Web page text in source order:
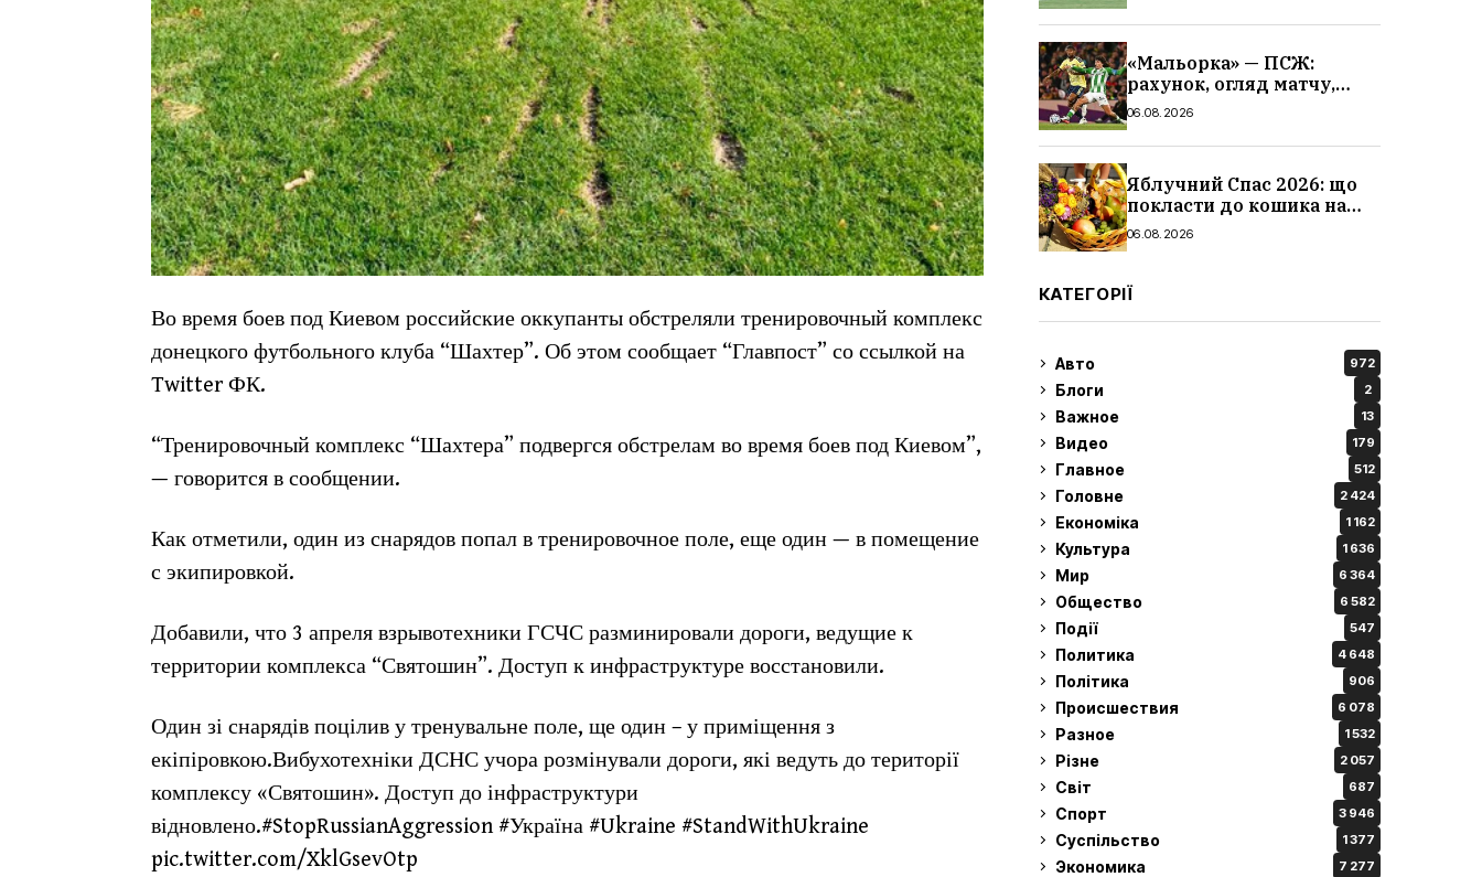
Во время боев под Киевом российские оккупанты обстреляли тренировочный комплекс
донецкого футбольного клуба “Шахтер”. Об этом сообщает “Главпост” со ссылкой на
Twitter ФК.
“Тренировочный комплекс “Шахтера” подвергся обстрелам во время боев под Киевом”,
— говорится в сообщении.
Как отметили, один из снарядов попал в тренировочное поле, еще один — в помещение
с экипировкой.
Добавили, что 3 апреля взрывотехники ГСЧС разминировали дороги, ведущие к
территории комплекса “Святошин”. Доступ к инфраструктуре восстановили.
Один зі снарядів поцілив у тренувальне поле, ще один – у приміщення з
екіпіровкою.Вибухотехніки ДСНС учора розмінували дороги, які ведуть до території
комплексу «Святошин». Доступ до інфраструктури
відновлено.#StopRussianAggression #Україна #Ukraine #StandWithUkraine
pic.twitter.com/XklGsevOtp
«Мальорка» — ПСЖ:
рахунок, огляд матчу,
голи та склад парижан
06.08.2026
Яблучний Спас 2026: що
покласти до кошика на
освячення, які фрукти,
06.08.2026
КАТЕГОРІЇ
Авто 972
Блоги 2
Важное 13
Видео 179
Главное 512
Головне 2 424
Економіка 1 162
Культура 1 636
Мир 6 364
Общество 6 582
Події 547
Политика 4 648
Політика 906
Происшествия 6 078
Разное 1 532
Різне 2 057
Світ 687
Спорт 3 946
Суспільство 1 377
Экономика 7 277